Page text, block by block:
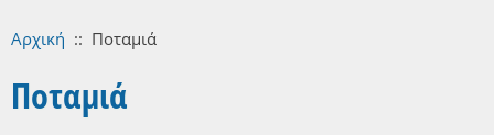
Αρχική :: Ποταμιά
Ποταμιά